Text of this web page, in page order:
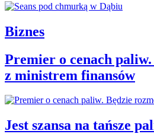
Biznes
Premier o cenach
z ministrem finansów
Jest szansa na tańsze